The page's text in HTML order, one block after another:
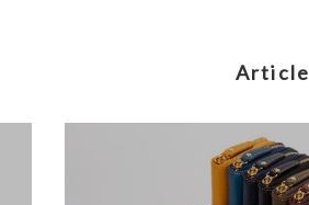
Article